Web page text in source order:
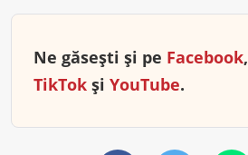
Ne găsești și pe Facebook,
TikTok și YouTube.